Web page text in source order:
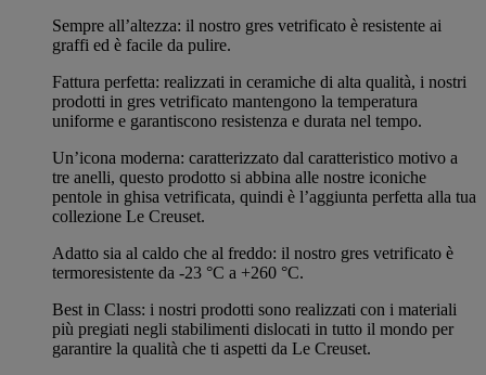
Sempre all’altezza: il nostro gres vetrificato è resistente ai
graffi ed è facile da pulire.
Fattura perfetta: realizzati in ceramiche di alta qualità, i nostri
prodotti in gres vetrificato mantengono la temperatura
uniforme e garantiscono resistenza e durata nel tempo.
Un’icona moderna: caratterizzato dal caratteristico motivo a
tre anelli, questo prodotto si abbina alle nostre iconiche
pentole in ghisa vetrificata, quindi è l’aggiunta perfetta alla tua
collezione Le Creuset.
Adatto sia al caldo che al freddo: il nostro gres vetrificato è
termoresistente da -23 °C a +260 °C.
Best in Class: i nostri prodotti sono realizzati con i materiali
più pregiati negli stabilimenti dislocati in tutto il mondo per
garantire la qualità che ti aspetti da Le Creuset.